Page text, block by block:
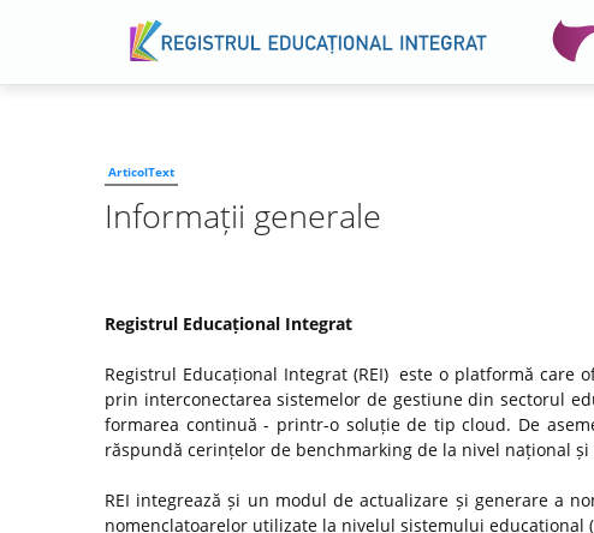
ArticolText
Informații generale
Registrul Educațional Integrat
Registrul Educațional Integrat (REI) este o platformă care
prin interconectarea sistemelor de gestiune din sectorul
formarea continuă - printr-o soluție de tip cloud. De
răspundă cerințelor de benchmarking de la nivel național
REI integrează și un modul de actualizare și generare a
nomenclatoarelor utilizate la nivelul sistemului educațional